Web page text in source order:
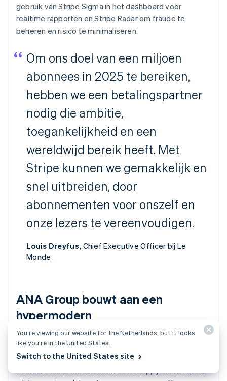
gebruik van Stripe Sigma in het dashboard voor
realtime rapporten en Stripe Radar om fraude te
beheren en risico te minimaliseren.
Om ons doel van een miljoen
abonnees in 2025 te bereiken,
hebben we een betalingspartner
nodig die ambitie,
toegankelijkheid en een
wereldwijd bereik heeft. Met
Stripe kunnen we gemakkelijk en
snel uitbreiden, door
abonnementen voor onszelf en
onze lezers te vereenvoudigen.
Louis Dreyfus, Chief Executive Officer bij Le
Monde
ANA Group bouwt aan een
hypermodern
kilometerprogramma
All Nippon Airways (ANA), een van de meest
vooraanstaande luchtvaartmaatschappijen van Japan,
You’re viewing our website for the Netherlands, but it looks
like you’re in the United States.
Switch to the United States site